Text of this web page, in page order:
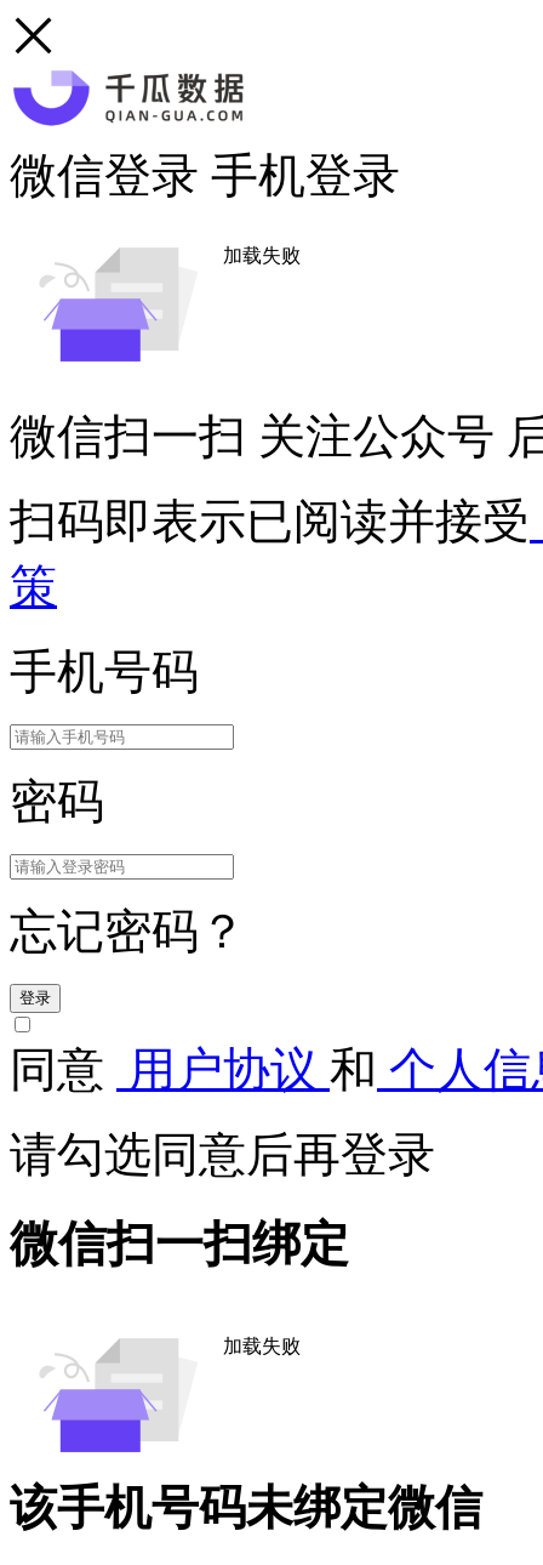
微信登录 手机登录
加载失败
微信扫一扫 关注公众号
扫码即表示已阅读并接受
策
手机号码
密码
忘记密码？
登录
同意 用户协议 和 个人
请勾选同意后再登录
微信扫一扫绑定
加载失败
该手机号码未绑定微信